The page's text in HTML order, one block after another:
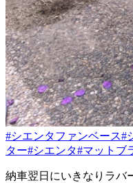
#シエンタファンベース#
ター#シエンタ#マットブ
納車翌日にいきなりラバ